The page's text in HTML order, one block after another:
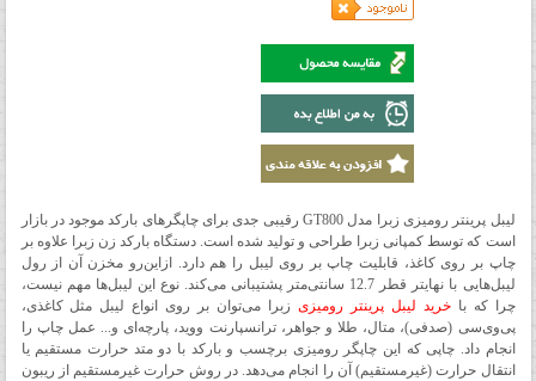
لیبل پرینتر رومیزی زبرا مدل GT800 رقیبی جدی برای چاپگرهای بارکد موجود در بازار
است که توسط کمپانی زبرا طراحی و تولید شده است. دستگاه بارکد زن زبرا علاوه بر
چاپ بر روی کاغذ، قابلیت چاپ بر روی لیبل را هم دارد. ازاین‌رو مخزن آن از رول
لیبل‌هایی با نهایتر قطر 12.7 سانتی‌متر پشتیبانی می‌کند. نوع این لیبل‌ها مهم نیست،
چرا که باخرید لیبل پرینتر رومیزی زبرا می‌توان بر روی انواع لیبل مثل کاغذی،
پی‌وی‌سی (صدفی)، متال، طلا و جواهر، ترانسپارنت ووید، پارچه‌ای و... عمل چاپ را
انجام داد. چاپی که این چاپگر رومیزی برچسب و بارکد با دو متد حرارت مستقیم یا
انتقال حرارت (غیرمستقیم) آن را انجام می‌دهد. در روش حرارت غیرمستقیم از ریبون